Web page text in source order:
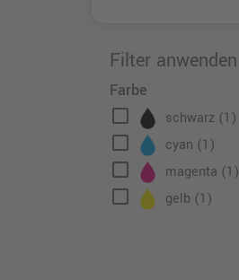
Filter anwenden
Farbe
check_box_outline_blank schwarz (1)
check_box_outline_blank cyan (1)
check_box_outline_blank magenta (1)
check_box_outline_blank gelb (1)